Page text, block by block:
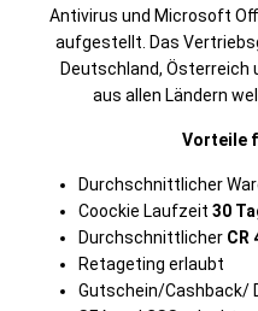
Antivirus und Microsoft
aufgestellt. Das
Deutschland, Österreich
aus allen Ländern
Vorteile
Durchschnittlicher
Coockie Laufzeit 30
Durchschnittlicher CR
Retageting erlaubt
Gutschein/Cashback/